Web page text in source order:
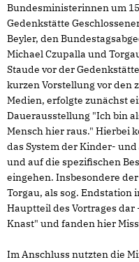
Bundesministerinnen um
Gedenkstätte
Beyler, den
Michael Czupalla und
Staude vor der
kurzen Vorstellung vor den
Medien, erfolgte zunächst
Dauerausstellung "Ich bin
Mensch hier raus." Hierbei
das System der Kinder-
und auf die spezifischen
eingehen. Insbesondere
Torgau, als sog. Endstation
Hauptteil des Vortrages
Knast" und fanden hier
Im Anschluss nutzten die